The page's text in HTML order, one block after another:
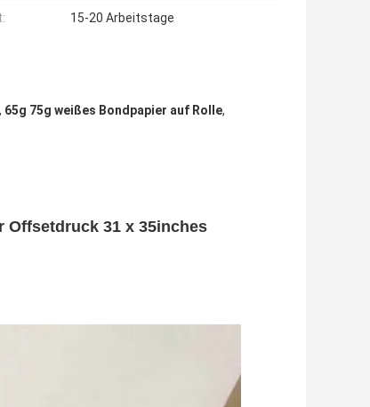
15-20 Arbeitstage
, 65g 75g weißes Bondpapier auf Rolle,
Offsetdruck 31 x 35inches